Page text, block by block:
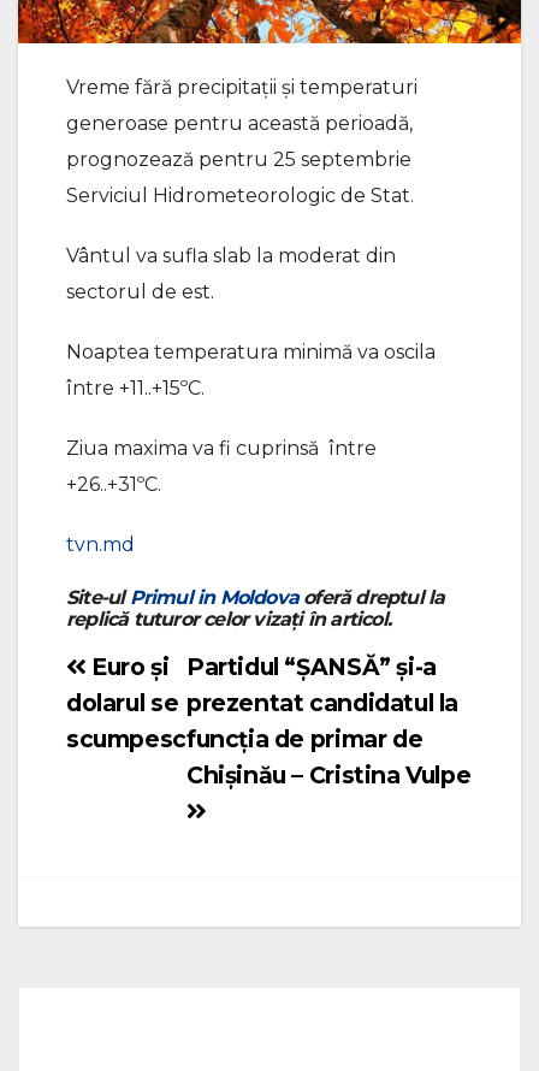
Vreme fără precipitații și temperaturi
generoase pentru această perioadă,
prognozează pentru 25 septembrie
Serviciul Hidrometeorologic de Stat.
Vântul va sufla slab la moderat din
sectorul de est.
Noaptea temperatura minimă va oscila
între +11..+15ºC.
Ziua maxima va fi cuprinsă între
+26..+31ºC.
tvn.md
Site-ulPrimul in Moldovaoferă dreptul la
replică tuturor celor vizați în articol.
Navigare
în
Partidul “ȘANSĂ” și-a
prezentat candidatul la
funcția de primar de
Chișinău – Cristina Vulpe
Euro și
dolarul se
scumpesc